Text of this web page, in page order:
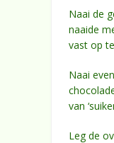
Naai de
naaide
vast op
Naai
van
Leg de